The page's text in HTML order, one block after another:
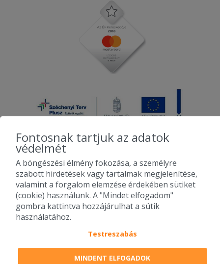
2010-2026 Copyright - Falatozz.hu - Diston-line Kft.
Pizza, gyros, hamburger, menük kedvező áron, egy helyen az összes
étterem ajánlata.
Fontosnak tartjuk az adatok
védelmét
A böngészési élmény fokozása, a személyre
szabott hirdetések vagy tartalmak megjelenítése,
valamint a forgalom elemzése érdekében sütiket
(cookie) használunk. A "Mindet elfogadom"
gombra kattintva hozzájárulhat a sütik
használatához.
Testreszabás
MINDENT ELFOGADOK